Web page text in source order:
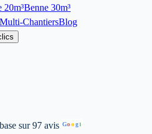
20m³Benne 30m³
ChantiersBlog
base sur 97 avis Goog l